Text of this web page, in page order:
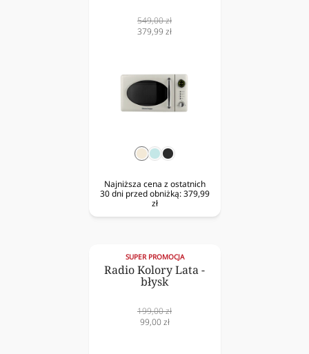
Cena
normalna
549,00 zł
Cena
379,99 zł
kremmiętaczarny
Najniższa cena z ostatnich
30 dni przed obniżką: 379,99
zł
SUPER PROMOCJA
Radio Kolory Lata -
błysk
Cena
normalna
199,00 zł
Cena
99,00 zł